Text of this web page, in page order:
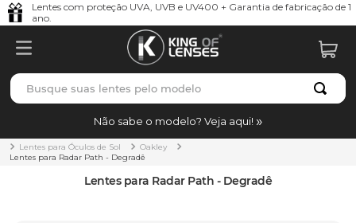
Lentes com proteção UVA, UVB e UV400 + Garantia de fabricação de 1
ano.
Busque suas lentes pelo modelo
Não sabe o modelo? Veja aqui!
Lentes para Óculos de Sol
Oakley
Lentes para Radar Path - Degradê
Lentes para Radar Path - Degradê
TERMOS MAIS BUSCADOS
1º borrachas
holbrook